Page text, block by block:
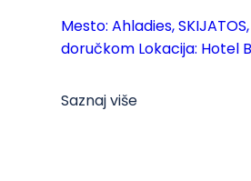
Mesto: Ahladies,
doručkom Lokacija: Hotel
Saznaj više